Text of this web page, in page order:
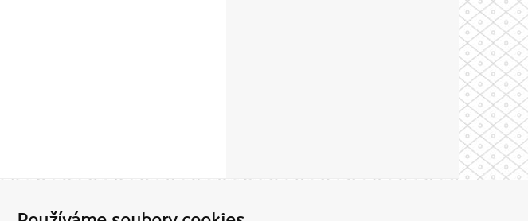
[at] cuni.cz